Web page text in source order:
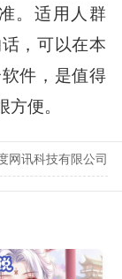
。适用人群
，可以在本
件，是值得
便。
网讯科技有限公司